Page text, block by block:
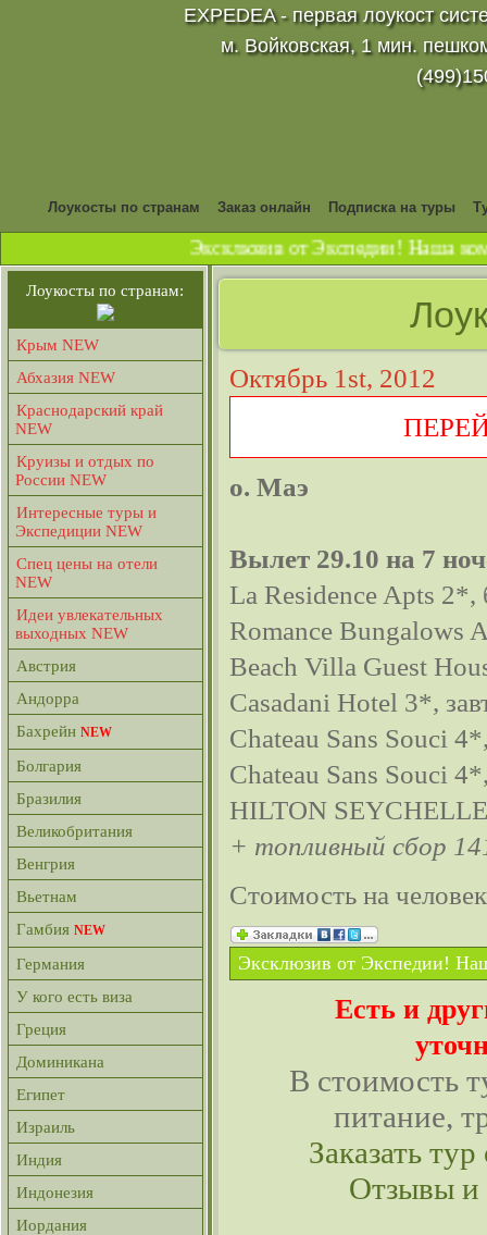
EXPEDEA - первая лоукост
м. Войковская, 1 мин.
Лоукосты по странам Заказ онлайн Подписка на туры
Эксклюзив от Экспедии! Наша
Октябрь 1st, 2012
о. Маэ
Вылет 29.10 на 7
La Residence Apts 2*,
Romance Bungalows
Beach Villa Guest
Casadani Hotel 3*,
Chateau Sans Souci
Chateau Sans Souci
HILTON
+ топливный сбор
Стоимость на
Эксклюзив от Экспедии!
Есть и
В стоимость
питание,
Заказать
Отзывы и
Лоукосты по странам:
Крым NEW
Абхазия NEW
Краснодарский край
NEW
Круизы и отдых по
России NEW
Интересные туры и
Экспедиции NEW
Спец цены на отели
NEW
Идеи увлекательных
выходных NEW
Австрия
Андорра
Бахрейн NEW
Болгария
Бразилия
Великобритания
Венгрия
Вьетнам
Гамбия NEW
Германия
У кого есть виза
Греция
Доминикана
Египет
Израиль
Индия
Индонезия
Иордания